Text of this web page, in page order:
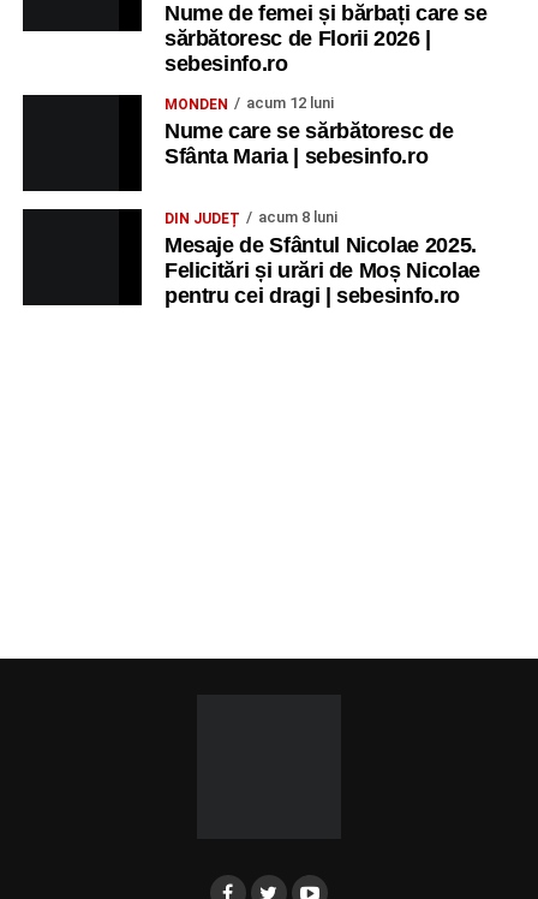
Nume de femei și bărbați care se
sărbătoresc de Florii 2026 |
sebesinfo.ro
MONDEN acum 12 luni
Nume care se sărbătoresc de
Sfânta Maria | sebesinfo.ro
DIN JUDEȚ acum 8 luni
Mesaje de Sfântul Nicolae 2025.
Felicitări și urări de Moș Nicolae
pentru cei dragi | sebesinfo.ro